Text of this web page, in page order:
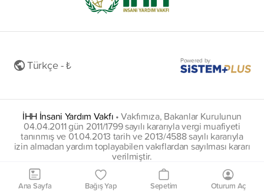
Türkçe - ₺ Powered by
İHH İnsani Yardım Vakfı •Vakfımıza, Bakanlar Kurulunun
04.04.2011 gün 2011/1799 sayılı kararıyla vergi muafiyeti
tanınmış ve 01.04.2013 tarih ve 2013/4588 sayılı kararıyla
izin almadan yardım toplayabilen vakıflardan sayılması kararı
verilmiştir.
insani@hs01.kep.tr
Ana Sayfa Bağış Yap Sepetim Oturum Aç